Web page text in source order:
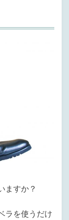
ますか？
ラを使うだけ